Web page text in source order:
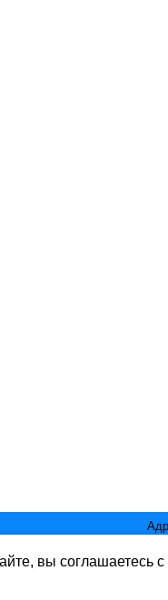
защищены.
вы соглашаетесь с